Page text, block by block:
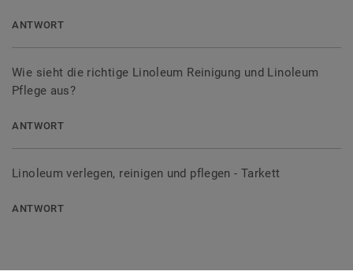
ANTWORT
Wie sieht die richtige Linoleum Reinigung und Linoleum
Pflege aus?
ANTWORT
Linoleum verlegen, reinigen und pflegen - Tarkett
ANTWORT